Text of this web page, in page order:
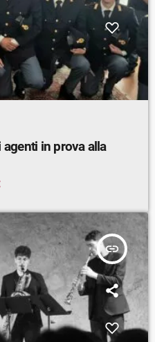
in prova alla
insert_link